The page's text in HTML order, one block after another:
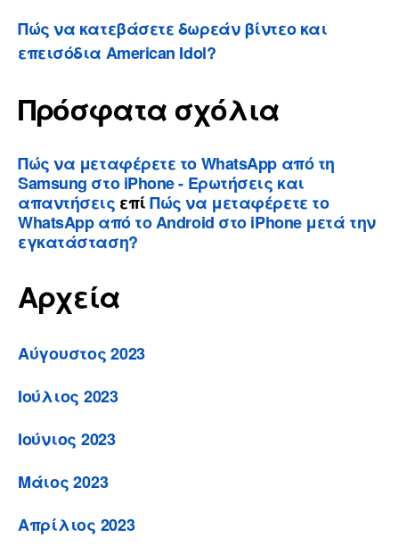
Πώς να κατεβάσετε δωρεάν βίντεο και
επεισόδια American Idol?
Πρόσφατα σχόλια
Πώς να μεταφέρετε το WhatsApp από τη
Samsung στο iPhone - Ερωτήσεις και
απαντήσεις επίΠώς να μεταφέρετε το
WhatsApp από το Android στο iPhone μετά την
εγκατάσταση?
Αρχεία
Αύγουστος 2023
Ιούλιος 2023
Ιούνιος 2023
Μάιος 2023
Απρίλιος 2023